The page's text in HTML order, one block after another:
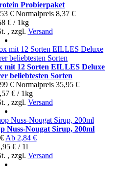
Probierpaket
€ Normal­preis 8,37 €
€ / 1kg
, zzgl. Versand
12 Sorten EILLES Deluxe
beliebtesten Sorten
€ Normal­preis 35,95 €
€ / 1kg
, zzgl. Versand
Nuss-Nougat Sirup, 200ml
Ab 2,84 €
€ / 1l
, zzgl. Versand